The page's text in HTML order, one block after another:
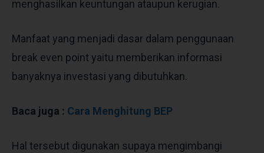
menghasilkan keuntungan ataupun kerugian.
Manfaat yang menjadi dasar dalam penggunaan
break even point yaitu memberikan informasi
banyaknya investasi yang dibutuhkan.
Baca juga : Cara Menghitung BEP
Hal tersebut digunakan supaya mengimbangi